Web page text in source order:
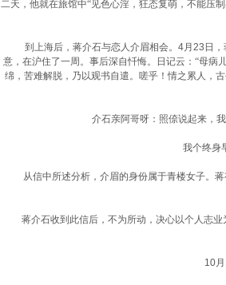
二天，他就在旅馆中“见色心淫，狂态复萌，不能压制
到上海后，蒋介石与恋人介眉相会。4月23日，
意，在沪住了一周。事后深自忏悔。日记云： “母病
绵，苦难解脱，乃以观书自遣。嗟乎！情之累人，
介石亲阿哥呀：照倷说起来，
我个终身早
从信中所述分析，介眉的身份属于青楼女子。蒋
蒋介石收到此信后，不为所动，决心以个人志业
10月1